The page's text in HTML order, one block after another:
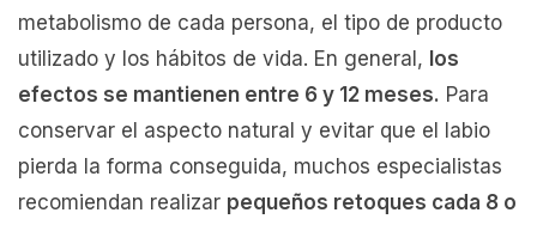
metabolismo de cada persona, el tipo de producto
utilizado y los hábitos de vida. En general, los
efectos se mantienen entre 6 y 12 meses. Para
conservar el aspecto natural y evitar que el labio
pierda la forma conseguida, muchos especialistas
recomiendan realizar pequeños retoques cada 8 o